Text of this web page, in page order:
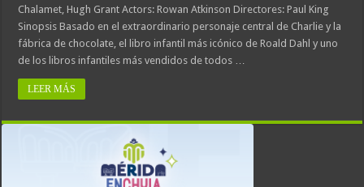
Chalamet, Hugh Grant Actors: Rowan Atkinson Directores: Paul King
Sinopsis Basado en el extraordinario personaje central de Charlie y la
fábrica de chocolate, el libro infantil más icónico de Roald Dahl y uno
de los libros infantiles más vendidos de todos …
LEER MÁS